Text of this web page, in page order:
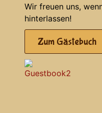
Wir freuen uns,
hinterlassen!
Zum Gästebuch